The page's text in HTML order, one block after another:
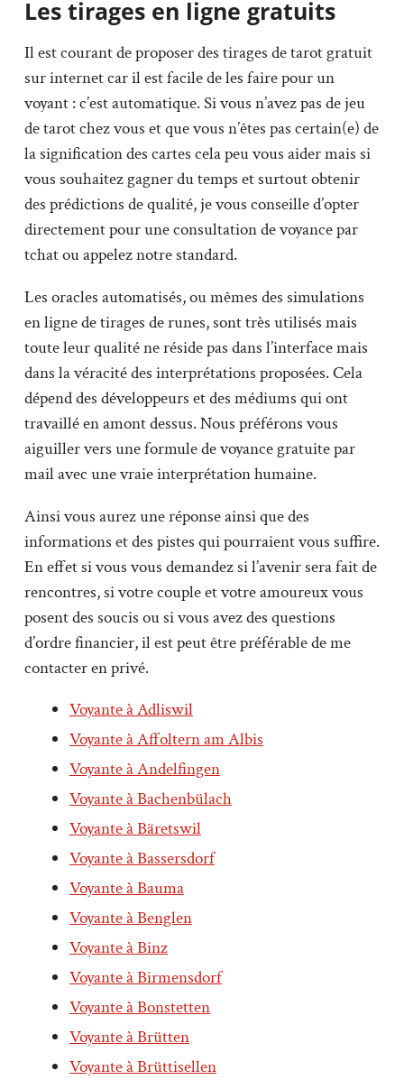
Les tirages en ligne gratuits
Il est courant de proposer des tirages de tarot gratuit
sur internet car il est facile de les faire pour un
voyant : c’est automatique. Si vous n’avez pas de jeu
de tarot chez vous et que vous n’êtes pas certain(e) de
la signification des cartes cela peu vous aider mais si
vous souhaitez gagner du temps et surtout obtenir
des prédictions de qualité, je vous conseille d’opter
directement pour une consultation de voyance par
tchat ou appelez notre standard.
Les oracles automatisés, ou mêmes des simulations
en ligne de tirages de runes, sont très utilisés mais
toute leur qualité ne réside pas dans l’interface mais
dans la véracité des interprétations proposées. Cela
dépend des développeurs et des médiums qui ont
travaillé en amont dessus. Nous préférons vous
aiguiller vers une formule de voyance gratuite par
mail avec une vraie interprétation humaine.
Ainsi vous aurez une réponse ainsi que des
informations et des pistes qui pourraient vous suffire.
En effet si vous vous demandez si l’avenir sera fait de
rencontres, si votre couple et votre amoureux vous
posent des soucis ou si vous avez des questions
d’ordre financier, il est peut être préférable de me
contacter en privé.
Voyante à Adliswil
Voyante à Affoltern am Albis
Voyante à Andelfingen
Voyante à Bachenbülach
Voyante à Bäretswil
Voyante à Bassersdorf
Voyante à Bauma
Voyante à Benglen
Voyante à Binz
Voyante à Birmensdorf
Voyante à Bonstetten
Voyante à Brütten
Voyante à Brüttisellen